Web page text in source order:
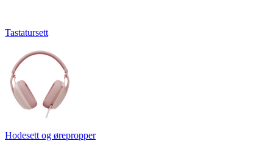
Tastatursett
Hodesett og ørepropper